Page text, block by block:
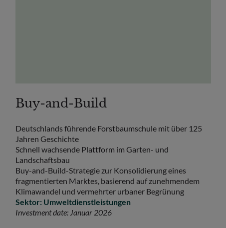
Buy-and-Build
Deutschlands führende Forstbaumschule mit über 125
Jahren Geschichte
Schnell wachsende Plattform im Garten- und
Landschaftsbau
Buy-and-Build-Strategie zur Konsolidierung eines
fragmentierten Marktes, basierend auf zunehmendem
Klimawandel und vermehrter urbaner Begrünung
Sektor: Umweltdienstleistungen
Investment date: Januar 2026